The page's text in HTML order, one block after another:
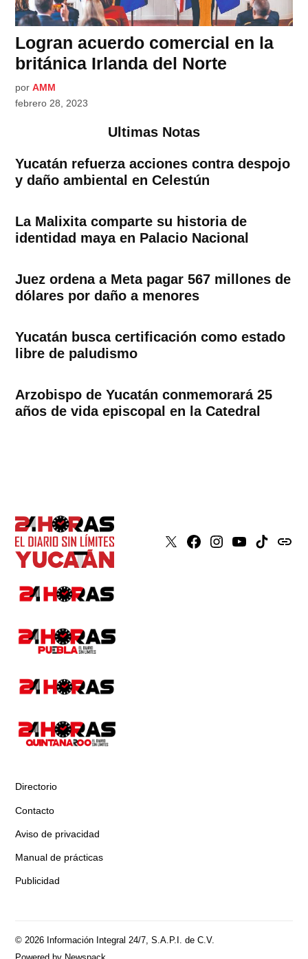
Logran acuerdo comercial en la
británica Irlanda del Norte
por AMM
febrero 28, 2023
Ultimas Notas
Yucatán refuerza acciones contra despojo
y daño ambiental en Celestún
La Malixita comparte su historia de
identidad maya en Palacio Nacional
Juez ordena a Meta pagar 567 millones de
dólares por daño a menores
Yucatán busca certificación como estado
libre de paludismo
Arzobispo de Yucatán conmemorará 25
años de vida episcopal en la Catedral
X Faceboook
Instagram
YoutubeTiktokissuu
Directorio
Contacto
Aviso de privacidad
Manual de prácticas
Publicidad
© 2026 Información Integral 24/7, S.A.P.I. de C.V.